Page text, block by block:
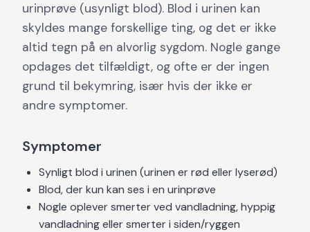
urinprøve (usynligt blod). Blod i urinen kan
skyldes mange forskellige ting, og det er ikke
altid tegn på en alvorlig sygdom. Nogle gange
opdages det tilfældigt, og ofte er der ingen
grund til bekymring, især hvis der ikke er
andre symptomer.
Symptomer
Synligt blod i urinen (urinen er rød eller lyserød)
Blod, der kun kan ses i en urinprøve
Nogle oplever smerter ved vandladning, hyppig
vandladning eller smerter i siden/ryggen